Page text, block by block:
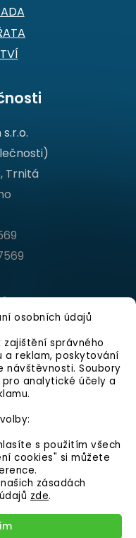
osobních údajů
správného
a reklam, poskytování
návštěvnosti. Soubory
analytické účely a
s použitím všech
cookies" si můžete
zásadách
zde.
Trnitá
hod.
230